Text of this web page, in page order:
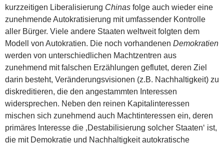
kurzzeitigen Liberalisierung Chinas folge auch wieder eine
zunehmende Autokratisierung mit umfassender Kontrolle
aller Bürger. Viele andere Staaten weltweit folgten dem
Modell von Autokratien. Die noch vorhandenen Demokratien
werden von unterschiedlichen Machtzentren aus
zunehmend mit falschen Erzählungen geflutet, deren Ziel
darin besteht, Veränderungsvisionen (z.B. Nachhaltigkeit) zu
diskreditieren, die den angestammten Interessen
widersprechen. Neben den reinen Kapitalinteressen
mischen sich zunehmend auch Machtinteressen ein, deren
primäres Interesse die ‚Destabilisierung solcher Staaten‘ ist,
die mit Demokratie und Nachhaltigkeit autokratische